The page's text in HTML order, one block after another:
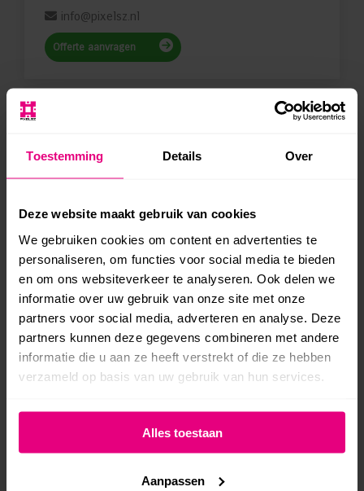
Toestemming Details Over
Deze website maakt gebruik van cookies
We gebruiken cookies om content en advertenties te
personaliseren, om functies voor social media te bieden
en om ons websiteverkeer te analyseren. Ook delen we
informatie over uw gebruik van onze site met onze
partners voor social media, adverteren en analyse. Deze
partners kunnen deze gegevens combineren met andere
informatie die u aan ze heeft verstrekt of die ze hebben
verzameld op basis van uw gebruik van hun services.
Alles toestaan
Aanpassen
info@pixelsz.nl
Offerte aanvragen
WordPress webdesign
WordPress webhosting
Website beheer & onderhoud
Zoekmachine optimalisatie (SEO)
AI Optimalisatie (GEO)
Microsoft 365
Google shopping ads
B2B Lead generator